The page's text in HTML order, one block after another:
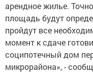
арендное жилье.
площадь будут
пройдут все
момент к сдаче
соципотечный дом
микрорайона», -